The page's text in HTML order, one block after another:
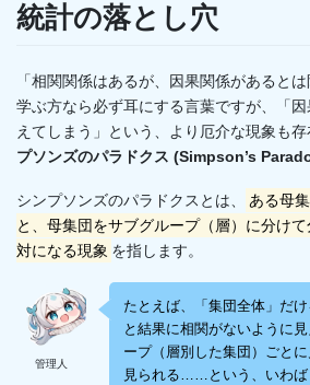
統計の落とし穴
「相関関係はあるが、因果関係があると
学ぶ方なら必ず耳にする言葉ですが、「
えてしまう」という、より厄介な現象も
プソンズのパラドクス (Simpson’s
シンプソンズのパラドクスとは、
ある母
と、母集団をサブグループ（層）に分け
対になる現象 を指します。
管理人
たとえば、「集団全体」だ
と結果に相関がないように
ープ（層別した集団）ごと
見られる……という、いわば